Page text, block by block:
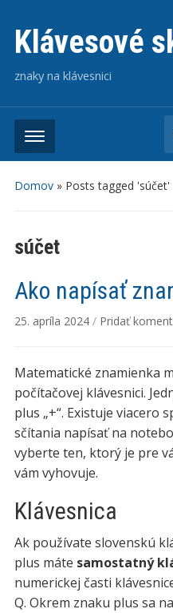
Klávesové
znaky na klávesnici
Domov» Posts tagged 'súčet'
súčet
Ako napísať
25. apríla 2024 / Pridať
Matematické znamienka
počítačovej klávesnici.
plus „+“. Existuje viacero
sčítania napísať na
vyberte ten, ktorý je pre
vám vyhovuje.
Klávesnica
Ak používate slovenskú
plus máte samostatný
numerickej časti
Q. Okrem znaku plus sa